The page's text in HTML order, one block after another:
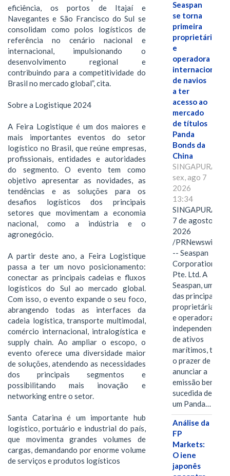
eficiência, os portos de Itajaí e
Navegantes e São Francisco do Sul se
consolidam como polos logísticos de
referência no cenário nacional e
internacional, impulsionando o
desenvolvimento regional e
contribuindo para a competitividade do
Brasil no mercado global”, cita.
Sobre a Logistique 2024
A Feira Logistique é um dos maiores e
mais importantes eventos do setor
logístico no Brasil, que reúne empresas,
profissionais, entidades e autoridades
do segmento. O evento tem como
objetivo apresentar as novidades, as
tendências e as soluções para os
desafios logísticos dos principais
setores que movimentam a economia
nacional, como a indústria e o
agronegócio.
A partir deste ano, a Feira Logistique
passa a ter um novo posicionamento:
conectar as principais cadeias e fluxos
logísticos do Sul ao mercado global.
Com isso, o evento expande o seu foco,
abrangendo todas as interfaces da
cadeia logística, transporte multimodal,
comércio internacional, intralogística e
supply chain. Ao ampliar o escopo, o
evento oferece uma diversidade maior
de soluções, atendendo as necessidades
dos principais segmentos e
possibilitando mais inovação e
networking entre o setor.
Santa Catarina é um importante hub
logístico, portuário e industrial do país,
que movimenta grandes volumes de
cargas, demandando por enorme volume
de serviços e produtos logísticos
Seaspan
se torna
primeira
proprietária
e
operadora
internacional
de navios
a ter
acesso ao
mercado
de títulos
Panda
Bonds da
China
SINGAPURA,
sex, ago 7
2026
13:34
SINGAPURA,
7 de agosto de
2026
/PRNewswire/
-- Seaspan
Corporation
Pte. Ltd. A
Seaspan, uma
das principais
proprietárias
e operadoras
independentes
de ativos
marítimos, tem
o prazer de
anunciar a
emissão bem-
sucedida de
um Panda…
Análise da
FP
Markets:
O iene
japonês